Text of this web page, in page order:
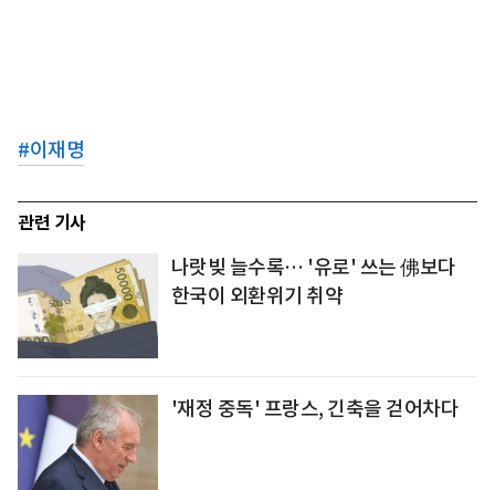
#이재명
관련 기사
나랏빚 늘수록… '유로' 쓰는 佛보다
한국이 외환위기 취약
'재정 중독' 프랑스, 긴축을 걷어차다